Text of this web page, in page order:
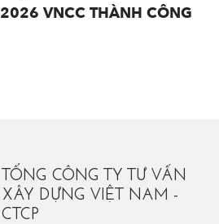
VNCC THÀNH CÔNG
TỔNG CÔNG TY TƯ VẤN
XÂY DỰNG VIỆT NAM -
CTCP